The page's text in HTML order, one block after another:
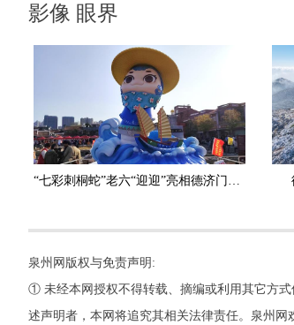
影像 眼界
泉州网版权与免责声明:
① 未经本网授权不得转载、摘编或利用其它方
述声明者，本网将追究其相关法律责任。泉州网